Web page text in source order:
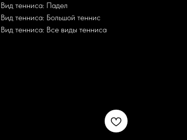
Вид тенниса: Падел
Вид тенниса: Большой теннис
Вид тенниса: Все виды тенниса